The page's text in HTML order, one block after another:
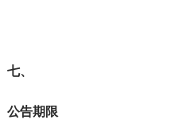
七、
公告期限